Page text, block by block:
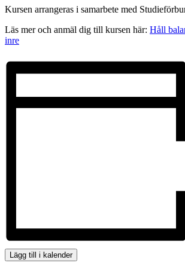
Kursen arrangeras i samarbete med
Läs mer och anmäl dig till kursen här: Håll
inre
Lägg till i kalender